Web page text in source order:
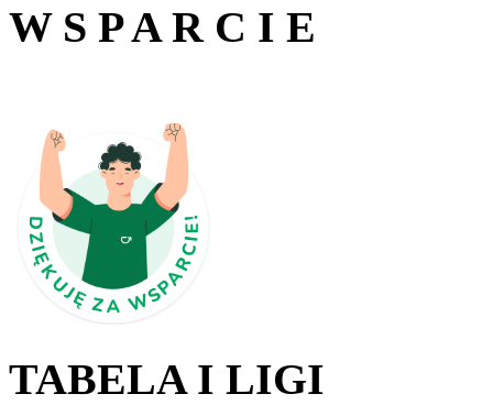
W S P A R C I E
TABELA I LIGI